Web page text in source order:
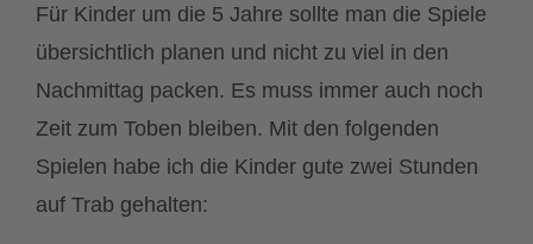
Für Kinder um die 5 Jahre sollte man die Spiele
übersichtlich planen und nicht zu viel in den
Nachmittag packen. Es muss immer auch noch
Zeit zum Toben bleiben. Mit den folgenden
Spielen habe ich die Kinder gute zwei Stunden
auf Trab gehalten: